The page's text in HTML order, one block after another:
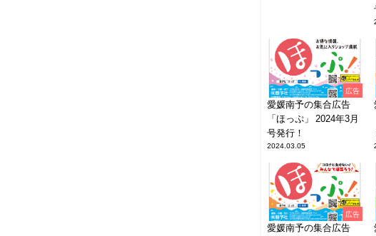
広告
愛媛南予の集合広告
「ほっぷ」 2024年3月
号発行！
2024.03.05
広告
愛媛南予の集合広告